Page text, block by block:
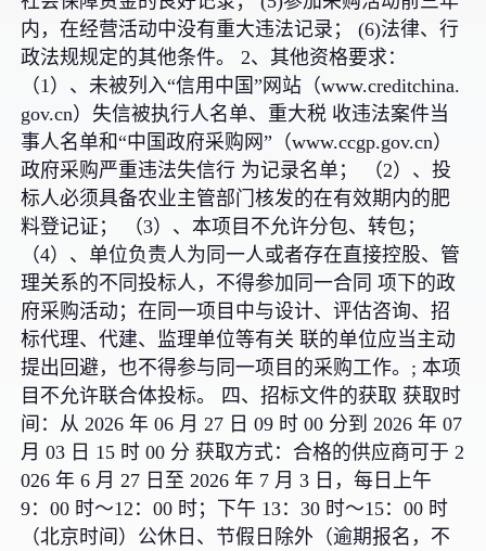
内，在经营活动中没有重大违法记录； (6)法律、行
政法规规定的其他条件。 2、其他资格要求：
（1）、未被列入“信用中国”网站（www.creditchina.
gov.cn）失信被执行人名单、重大税 收违法案件当
事人名单和“中国政府采购网”（www.ccgp.gov.cn）
政府采购严重违法失信行 为记录名单； （2）、投
标人必须具备农业主管部门核发的在有效期内的肥
料登记证； （3）、本项目不允许分包、转包；
（4）、单位负责人为同一人或者存在直接控股、管
理关系的不同投标人，不得参加同一合同 项下的政
府采购活动；在同一项目中与设计、评估咨询、招
标代理、代建、监理单位等有关 联的单位应当主动
提出回避，也不得参与同一项目的采购工作。; 本项
目不允许联合体投标。 四、招标文件的获取 获取时
间：从 2026 年 06 月 27 日 09 时 00 分到 2026 年 07
月 03 日 15 时 00 分 获取方式：合格的供应商可于 2
026 年 6 月 27 日至 2026 年 7 月 3 日，每日上午
9：00 时～12：00 时；下午 13：30 时～15：00 时
（北京时间）公休日、节假日除外（逾期报名，不